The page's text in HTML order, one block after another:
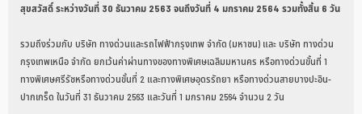
สุขสวัสดิ์ ระหว่างวันที่ 30 ธันวาคม 2563 จนถึงวันที่ 4 มกราคม 2564 รวมทั้งสิ้น 6 วัน
รวมถึงร่วมกับ บริษัท ทางด่วนและรถไฟฟ้ากรุงเทพ จำกัด (มหาชน) และ บริษัท ทางด่วน
กรุงเทพเหนือ จำกัด ยกเว้นค่าผ่านทางของทางพิเศษเฉลิมมหานคร หรือทางด่วนขั้นที่ 1
ทางพิเศษศรีรัชหรือทางด่วนขั้นที่ 2 และทางพิเศษอุดรรัถยา หรือทางด่วนสายบางปะอิน-
ปากเกร็ด ในวันที่ 31 ธันวาคม 2563 และวันที่ 1 มกราคม 2564 จำนวน 2 วัน